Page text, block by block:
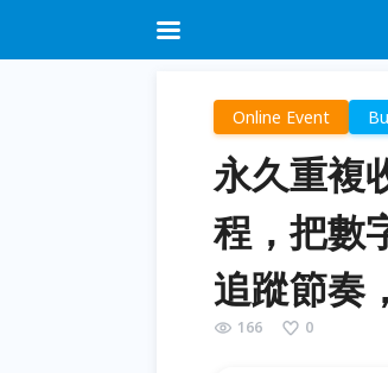
Online Event
永久重複
程，把數
追蹤節奏
166 0